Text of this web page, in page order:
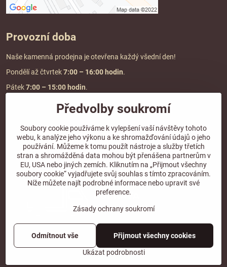
Provozní doba
Naše kamenná prodejna je otevřena každý všední den!
Pondělí až čtvrtek7:00 – 16:00 hodin.
Pátek7:00 – 15:00 hodin.
Doprava a platba
DOPRAVA ZDARMA
při objednávce nad2000 Kč vč. DPH.
*Nevztahuje se na paletovou přepravu.
©2026CopyrightPředvolby soukromíZásady ochrany soukromí
Vytvořeno systémem:ByznysWeb.cz
Předvolby soukromí
Soubory cookie používáme k vylepšení vaší návštěvy tohoto
webu, k analýze jeho výkonu a ke shromažďování údajů o jeho
používání. Můžeme k tomu použít nástroje a služby třetích
stran a shromážděná data mohou být přenášena partnerům v
EU, USA nebo jiných zemích. Kliknutím na „Přijmout všechny
soubory cookie“ vyjadřujete svůj souhlas s tímto zpracováním.
Níže můžete najít podrobné informace nebo upravit své
preference.
Zásady ochrany soukromí
Ukázat podrobnosti
Přijmout všechny cookies
Odmítnout vše